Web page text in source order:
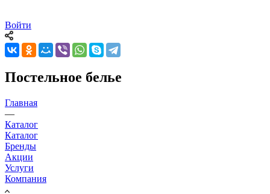
Войти
Постельное белье
Главная
—
Каталог
Каталог
Бренды
Акции
Услуги
Компания